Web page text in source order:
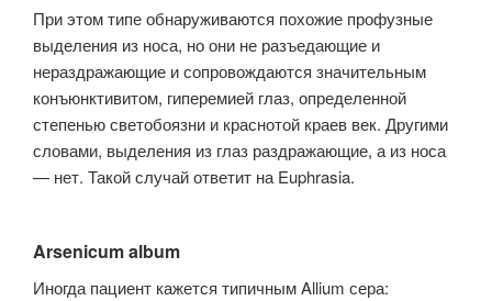
При этом типе обнаруживаются похожие профузные
выделения из носа, но они не разъедающие и
нераздражающие и сопровождаются значительным
конъюнктивитом, гиперемией глаз, определенной
степенью светобоязни и краснотой краев век. Другими
словами, выделения из глаз раздражающие, а из носа
— нет. Такой случай ответит на Euphrasia.
Arsenicum album
Иногда пациент кажется типичным Allium сера: